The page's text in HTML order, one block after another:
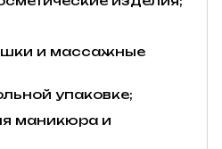
и массажные
упаковке;
маникюра и